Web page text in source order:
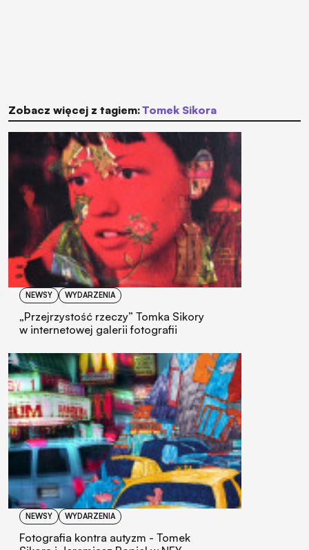
Zobacz więcej z tagiem: Tomek Sikora
NEWSY WYDARZENIA
„Przejrzystość rzeczy” Tomka Sikory
w internetowej galerii fotografii
NEWSY WYDARZENIA
Fotografia kontra autyzm - Tomek